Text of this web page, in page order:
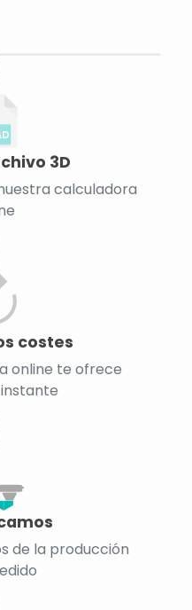
3D
calculadora
costes
online te ofrece
de la producción